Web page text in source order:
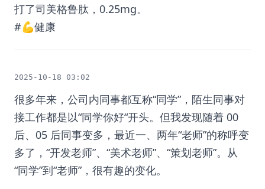
打了司美格鲁肽，0.25mg。
#💪健康
2025-10-18 03:02
很多年来，公司内同事都互称“同学”，陌生同事对
接工作都是以“同学你好“开头。但我发现随着 00
后、05 后同事变多，最近一、两年“老师”的称呼变
多了，“开发老师”、“美术老师”、“策划老师”。从
“同学”到“老师”，很有趣的变化。